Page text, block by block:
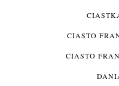
CIASTO
CIASTO